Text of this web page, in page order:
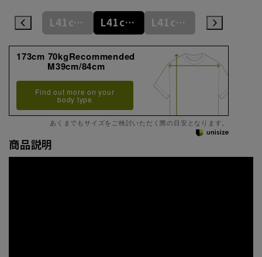
L41cm/78cm L41cm/80cm L41cm/82cm L41cm/84cm
173cm 70kgRecommended
M39cm/84cm
Find out more on your
body type
あくまでもサイズをご検討いただく際の目安となります。
商品説明